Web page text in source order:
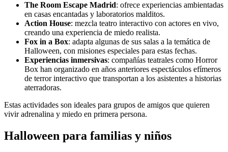
The Room Escape Madrid: ofrece experiencias ambientadas
en casas encantadas y laboratorios malditos.
Action House: mezcla teatro interactivo con actores en vivo,
creando una experiencia de miedo realista.
Fox in a Box: adapta algunas de sus salas a la temática de
Halloween, con misiones especiales para estas fechas.
Experiencias inmersivas: compañías teatrales como Horror
Box han organizado en años anteriores espectáculos efímeros
de terror interactivo que transportan a los asistentes a historias
aterradoras.
Estas actividades son ideales para grupos de amigos que quieren
vivir adrenalina y miedo en primera persona.
Halloween para familias y niños